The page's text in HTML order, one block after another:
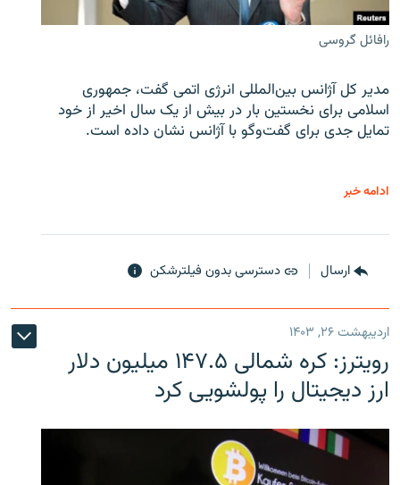
رافائل گروسی
مدیر کل آژانس بین‌المللی انرژی اتمی گفت، جمهوری
اسلامی برای نخستین بار در بیش از یک سال اخیر از خود
تمایل جدی برای گفت‌وگو با آژانس نشان داده است.
ادامه خبر
ارسال دسترسی بدون فیلترشکن
اردیبهشت ۲۶, ۱۴۰۳
رویترز: کره شمالی ۱۴۷.۵ میلیون دلار
ارز دیجیتال را پولشویی کرد